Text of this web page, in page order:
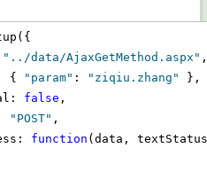
"../data/AjaxGetMethod.aspx" ,
{
"param" : "ziqiu.zhang"
},
false ,
"POST" ,
success:
function (data,